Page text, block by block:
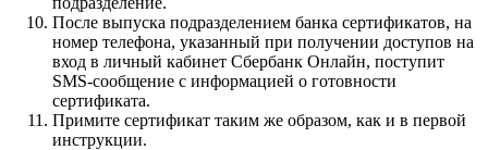
После выпуска подразделением банка сертификатов, на
номер телефона, указанный при получении доступов на
вход в личный кабинет Сбербанк Онлайн, поступит
SMS-сообщение с информацией о готовности
сертификата.
Примите сертификат таким же образом, как и в первой
инструкции.